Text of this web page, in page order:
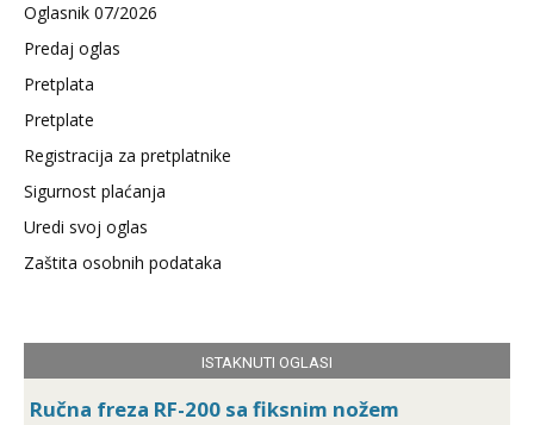
Oglasnik 07/2026
Predaj oglas
Pretplata
Pretplate
Registracija za pretplatnike
Sigurnost plaćanja
Uredi svoj oglas
Zaštita osobnih podataka
ISTAKNUTI OGLASI
Ručna freza RF-200 sa fiksnim nožem